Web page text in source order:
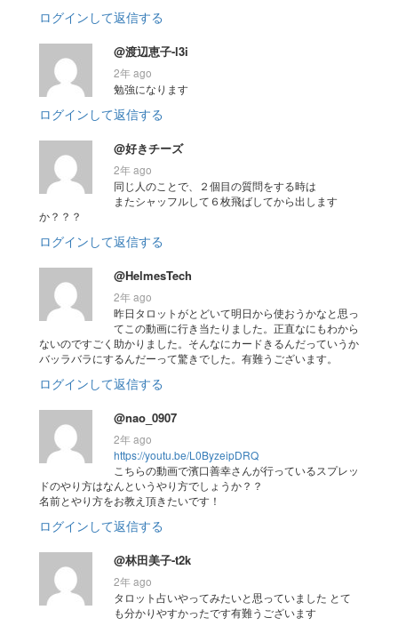
ログインして返信する
@渡辺恵子-l3i
2年 ago
勉強になります
ログインして返信する
@好きチーズ
2年 ago
同じ人のことで、２個目の質問をする時は
またシャッフルして６枚飛ばしてから出します
か？？？
ログインして返信する
@HelmesTech
2年 ago
昨日タロットがとどいて明日から使おうかなと思っ
てこの動画に行き当たりました。正直なにもわから
ないのですごく助かりました。そんなにカードきるんだっていうか
バッラバラにするんだーって驚きでした。有難うございます。
ログインして返信する
@nao_0907
2年 ago
https://youtu.be/L0ByzeipDRQ
こちらの動画で濱口善幸さんが行っているスプレッ
ドのやり方はなんというやり方でしょうか？？
名前とやり方をお教え頂きたいです！
ログインして返信する
@林田美子-t2k
2年 ago
タロット占いやってみたいと思っていました とて
も分かりやすかったです有難うございます